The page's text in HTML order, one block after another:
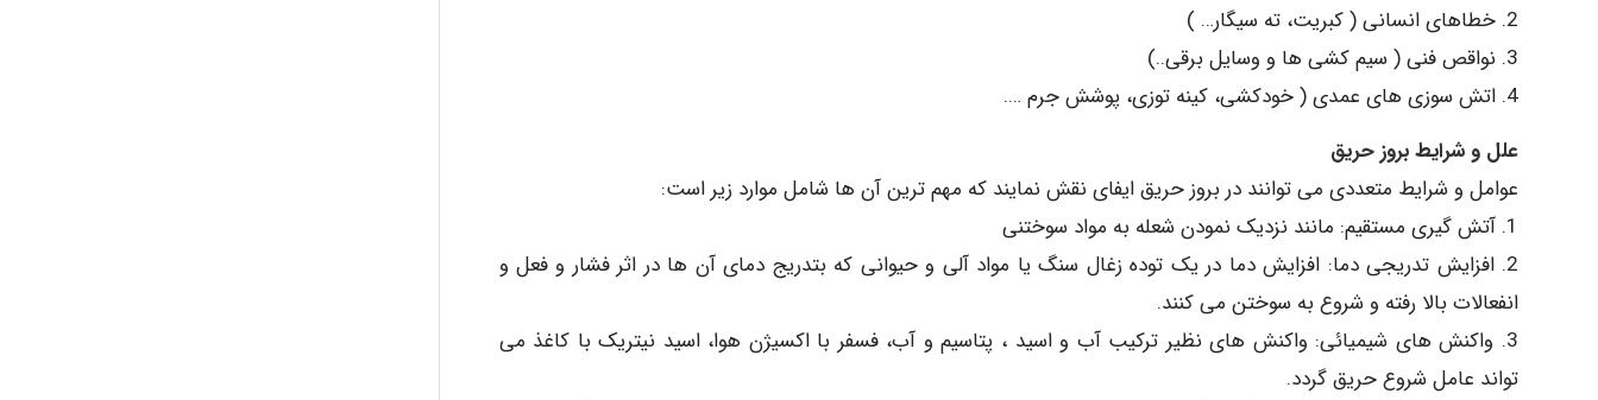
2. خطاهای انسانی ( کبریت، ته سیگار… )
3. نواقص فنی ( سیم کشی ها و وسایل برقی..)
4. اتش سوزی های عمدی ( خودکشی، کینه توزی، پوشش جرم ….
علل و شرایط بروز حریق
عوامل و شرایط متعددی می توانند در بروز حریق ایفای نقش نمایند که مهم ترین آن ها شامل موارد زیر است:
1. آتش گیری مستقیم: مانند نزدیک نمودن شعله به مواد سوختنی
2. افزایش تدریجی دما: افزایش دما در یک توده زغال سنگ یا مواد آلی و حیوانی که بتدریج دمای آن ها در اثر فشار و فعل و
انفعالات بالا رفته و شروع به سوختن می کنند.
3. واکنش های شیمیائی: واکنش های نظیر ترکیب آب و اسید ، پتاسیم و آب، فسفر با اکسیژن هوا، اسید نیتریک با کاغذ می
تواند عامل شروع حریق گردد.